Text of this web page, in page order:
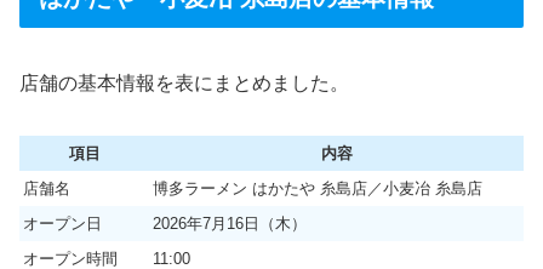
店舗の基本情報を表にまとめました。
項目
内容
店舗名
博多ラーメン はかたや 糸島店／小麦冶 糸島店
オープン日
2026年7月16日（木）
オープン時間
11:00